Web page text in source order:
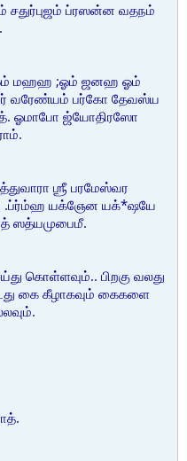
சதுர்புஜம் ப்ரஸன்ன வதநம்
ஓம் மஹஹ ;ஓம் ஜனஹ ஓம்
வரேண்யம் பர்கோ தேவஸ்ய
ஓமாபோ ஜ்யோதிரஸோ
ஶ்ரீ பரமேஸ்வர
.ப்ர்ம்ஹ யக்ஞேன யக்*ஷயே
ஸத்யமுபைமீ.
கொள்ளவும்.. பிறகு வலது
கை கீழாகவும் கைகளை